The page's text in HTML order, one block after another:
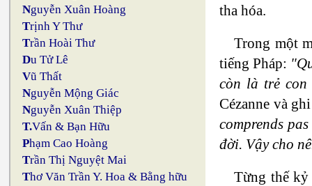
Nguyễn Xuân Hoàng
Trịnh Y Thư
Trần Hoài Thư
Du Tử Lê
Vũ Thất
Nguyễn Mộng Giác
Nguyễn Xuân Thiệp
T.Vấn & Bạn Hữu
Phạm Cao Hoàng
Trần Thị Nguyệt Mai
Thơ Văn Trần Y. Hoa & Bằng hữu
tha hóa.
Trong một
tiếng Pháp:
còn là trẻ
Cézanne và
comprends
đời. Vậy cho
Từng thế